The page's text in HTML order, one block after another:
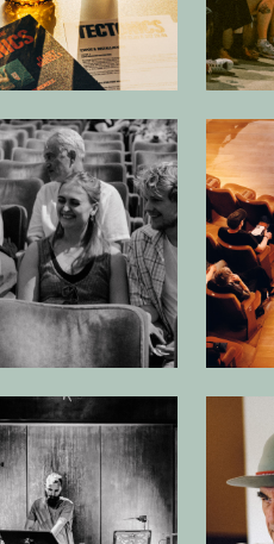
Open afbeelding in
Open afbeelding in popup